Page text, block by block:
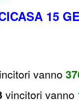
15
vanno
vincitori vanno